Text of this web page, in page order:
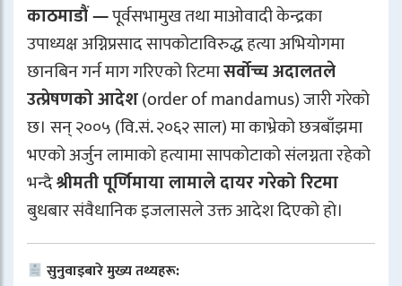
काठमाडौं —पूर्वसभामुख तथा माओवादी केन्द्रका
उपाध्यक्ष अग्निप्रसाद सापकोटाविरुद्ध हत्या अभियोगमा
छानबिन गर्न माग गरिएको रिटमासर्वोच्च अदालतले
उत्प्रेषणको आदेश(order of mandamus) जारी गरेको
छ। सन् २००५ (वि.सं. २०६२ साल) मा काभ्रेको छत्रबाँझमा
भएको अर्जुन लामाको हत्यामा सापकोटाको संलग्नता रहेको
भन्दैश्रीमती पूर्णिमाया लामाले दायर गरेको रिटमा
बुधबार संवैधानिक इजलासले उक्त आदेश दिएको हो।
सुनुवाइबारे मुख्य तथ्यहरू: